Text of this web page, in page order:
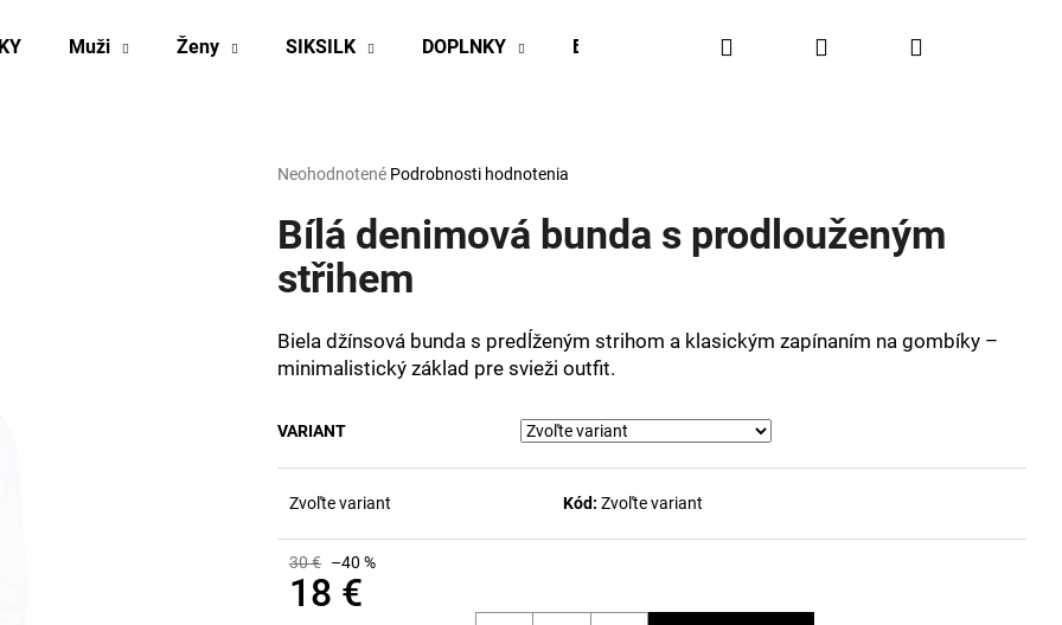
Muži Ženy SIKSILK DOPLNKY BESTSELLERS OUTFIT OF THE WEEK
Hľadať PrihlásenieNákupný
Priemerné
produktu
je
z
hviezdičiek.
Neohodnotené Podrobnosti hodnotenia
Bílá denimová bunda s prodlouženým
střihem
Biela džínsová bunda s predĺženým strihom a klasickým zapínaním na gombíky –
minimalistický základ pre svieži outfit.
VARIANT
Zvoľte variant Kód: Zvoľte variant
30 € –40 %
18 €
HĽADAŤ